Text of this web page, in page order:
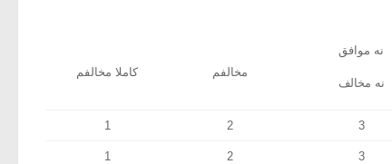
نه موافق
نه مخالف
مخالفم کاملا مخالفم
3
2
1
3
2
1